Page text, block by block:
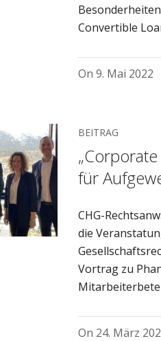
Convertible
On 9. Mai 2022
BEITRAG
für
CHG-
die
Vortrag zu
On 24. März